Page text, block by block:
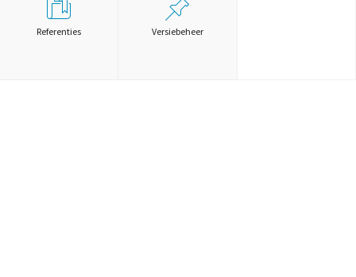
Referenties Versiebeheer